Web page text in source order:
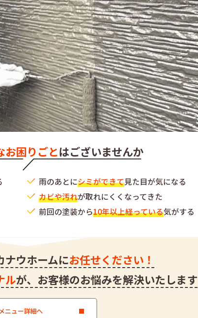
お困りごとはございませんか
雨のあとにシミができて見た目が気になる
カビや汚れが取れにくくなってきた
前回の塗装から10年以上経っている気がする
ナウホームにお任せください！
ルが、 お客様のお悩みを解決いたします
ニュー詳細へ